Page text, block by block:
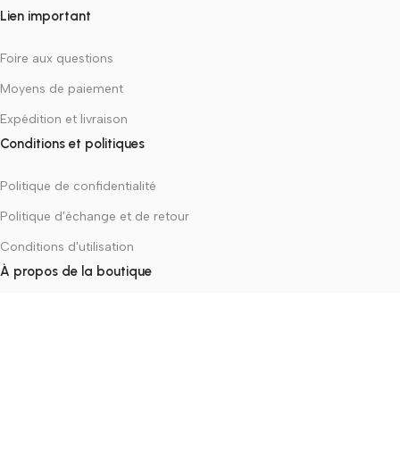
Lien important
Foire aux questions
Moyens de paiement
Expédition et livraison
Conditions et politiques
Politique de confidentialité
Politique d'échange et de retour
Conditions d'utilisation
À propos de la boutique